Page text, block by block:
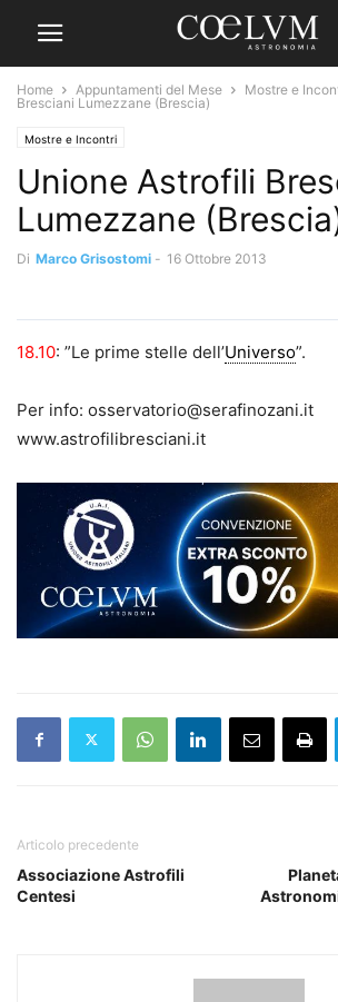
Home Appuntamenti del Mese Mostre e
Bresciani Lumezzane (Brescia)
Mostre e Incontri
Unione Astrofili
Lumezzane
Di Marco Grisostomi - 16 Ottobre 2013
18.10: ”Le prime stelle dell’Universo”.
Per info: osservatorio@serafinozani.it
www.astrofilibresciani.it
Articolo precedente
Associazione Astrofili
Centesi